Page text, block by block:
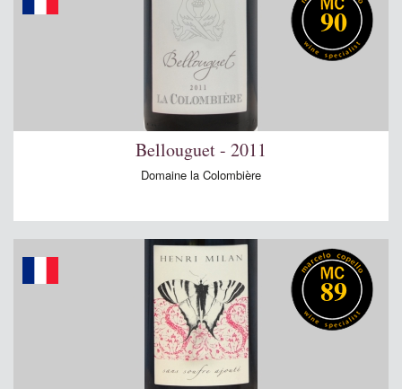
90
Bellouguet - 2011
Domaine la Colombière
89